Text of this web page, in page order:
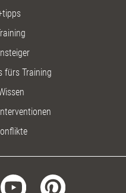
fürs Training